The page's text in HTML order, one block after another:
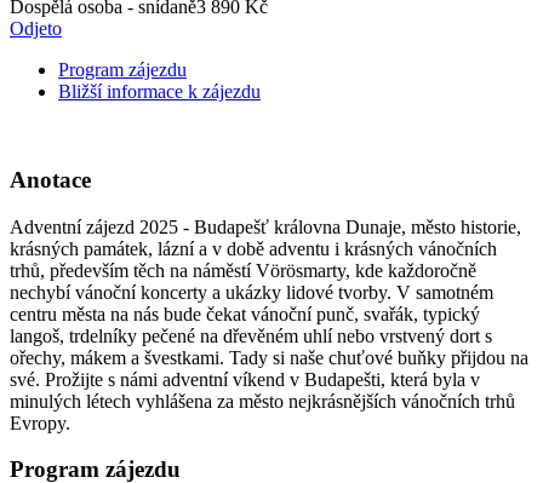
Dospělá osoba - snídaně3 890 Kč
Odjeto
Program zájezdu
Bližší informace k zájezdu
Anotace
Adventní zájezd 2025 - Budapešť královna Dunaje, město historie,
krásných památek, lázní a v době adventu i krásných vánočních
trhů, především těch na náměstí Vörösmarty, kde každoročně
nechybí vánoční koncerty a ukázky lidové tvorby. V samotném
centru města na nás bude čekat vánoční punč, svařák, typický
langoš, trdelníky pečené na dřevěném uhlí nebo vrstvený dort s
ořechy, mákem a švestkami. Tady si naše chuťové buňky přijdou na
své. Prožijte s námi adventní víkend v Budapešti, která byla v
minulých létech vyhlášena za město nejkrásnějších vánočních trhů
Evropy.
Program zájezdu